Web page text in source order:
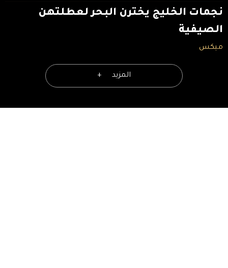
نجمات الخليج يخترن البحر لعطلتهن
الصيفية
ميكس
المزيد